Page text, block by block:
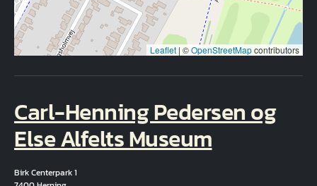
Leaflet | ©OpenStreetMapcontributors
Carl-Henning Pedersen og
Else Alfelts Museum
Birk Centerpark 1